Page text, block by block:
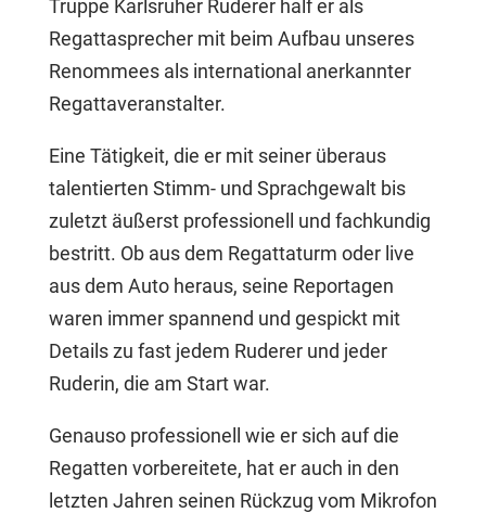
Truppe Karlsruher Ruderer half er als
Regattasprecher mit beim Aufbau unseres
Renommees als international anerkannter
Regattaveranstalter.
Eine Tätigkeit, die er mit seiner überaus
talentierten Stimm- und Sprachgewalt bis
zuletzt äußerst professionell und fachkundig
bestritt. Ob aus dem Regattaturm oder live
aus dem Auto heraus, seine Reportagen
waren immer spannend und gespickt mit
Details zu fast jedem Ruderer und jeder
Ruderin, die am Start war.
Genauso professionell wie er sich auf die
Regatten vorbereitete, hat er auch in den
letzten Jahren seinen Rückzug vom Mikrofon